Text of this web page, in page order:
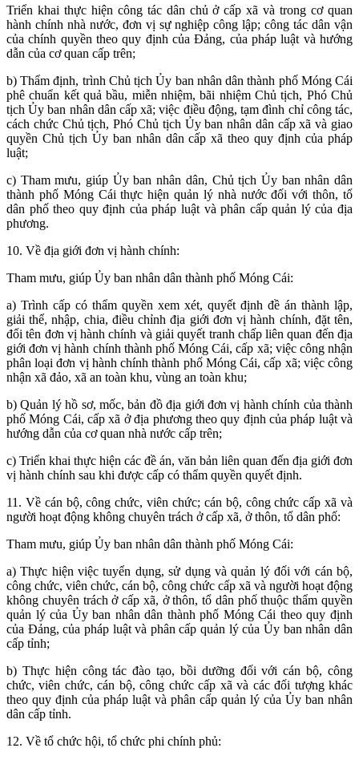
Triển khai thực hiện công tác dân chủ ở cấp xã và trong cơ quan
hành chính nhà nước, đơn vị sự nghiệp công lập; công tác dân vận
của chính quyền theo quy định của Đảng, của pháp luật và hướng
dẫn của cơ quan cấp trên;
b) Thẩm định, trình Chủ tịch Ủy ban nhân dân thành phố Móng Cái
phê chuẩn kết quả bầu, miễn nhiệm, bãi nhiệm Chủ tịch, Phó Chủ
tịch Ủy ban nhân dân cấp xã; việc điều động, tạm đình chỉ công tác,
cách chức Chủ tịch, Phó Chủ tịch Ủy ban nhân dân cấp xã và giao
quyền Chủ tịch Ủy ban nhân dân cấp xã theo quy định của pháp
luật;
c) Tham mưu, giúp Ủy ban nhân dân, Chủ tịch Ủy ban nhân dân
thành phố Móng Cái thực hiện quản lý nhà nước đối với thôn, tổ
dân phố theo quy định của pháp luật và phân cấp quản lý của địa
phương.
10. Về địa giới đơn vị hành chính:
Tham mưu, giúp Ủy ban nhân dân thành phố Móng Cái:
a) Trình cấp có thẩm quyền xem xét, quyết định đề án thành lập,
giải thể, nhập, chia, điều chỉnh địa giới đơn vị hành chính, đặt tên,
đổi tên đơn vị hành chính và giải quyết tranh chấp liên quan đến địa
giới đơn vị hành chính thành phố Móng Cái, cấp xã; việc công nhận
phân loại đơn vị hành chính thành phố Móng Cái, cấp xã; việc công
nhận xã đảo, xã an toàn khu, vùng an toàn khu;
b) Quản lý hồ sơ, mốc, bản đồ địa giới đơn vị hành chính của thành
phố Móng Cái, cấp xã ở địa phương theo quy định của pháp luật và
hướng dẫn của cơ quan nhà nước cấp trên;
c) Triển khai thực hiện các đề án, văn bản liên quan đến địa giới đơn
vị hành chính sau khi được cấp có thẩm quyền quyết định.
11. Về cán bộ, công chức, viên chức; cán bộ, công chức cấp xã và
người hoạt động không chuyên trách ở cấp xã, ở thôn, tổ dân phố:
Tham mưu, giúp Ủy ban nhân dân thành phố Móng Cái:
a) Thực hiện việc tuyển dụng, sử dụng và quản lý đối với cán bộ,
công chức, viên chức, cán bộ, công chức cấp xã và người hoạt động
không chuyên trách ở cấp xã, ở thôn, tổ dân phố thuộc thẩm quyền
quản lý của Ủy ban nhân dân thành phố Móng Cái theo quy định
của Đảng, của pháp luật và phân cấp quản lý của Ủy ban nhân dân
cấp tỉnh;
b) Thực hiện công tác đào tạo, bồi dưỡng đối với cán bộ, công
chức, viên chức, cán bộ, công chức cấp xã và các đối tượng khác
theo quy định của pháp luật và phân cấp quản lý của Ủy ban nhân
dân cấp tỉnh.
12. Về tổ chức hội, tổ chức phi chính phủ: